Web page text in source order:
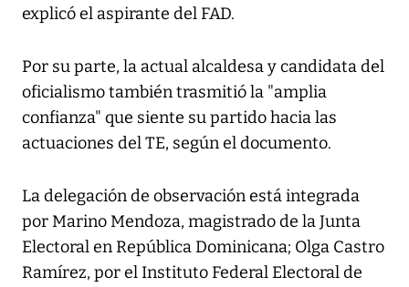
explicó el aspirante del FAD.
Por su parte, la actual alcaldesa y candidata del
oficialismo también trasmitió la "amplia
confianza" que siente su partido hacia las
actuaciones del TE, según el documento.
La delegación de observación está integrada
por Marino Mendoza, magistrado de la Junta
Electoral en República Dominicana; Olga Castro
Ramírez, por el Instituto Federal Electoral de